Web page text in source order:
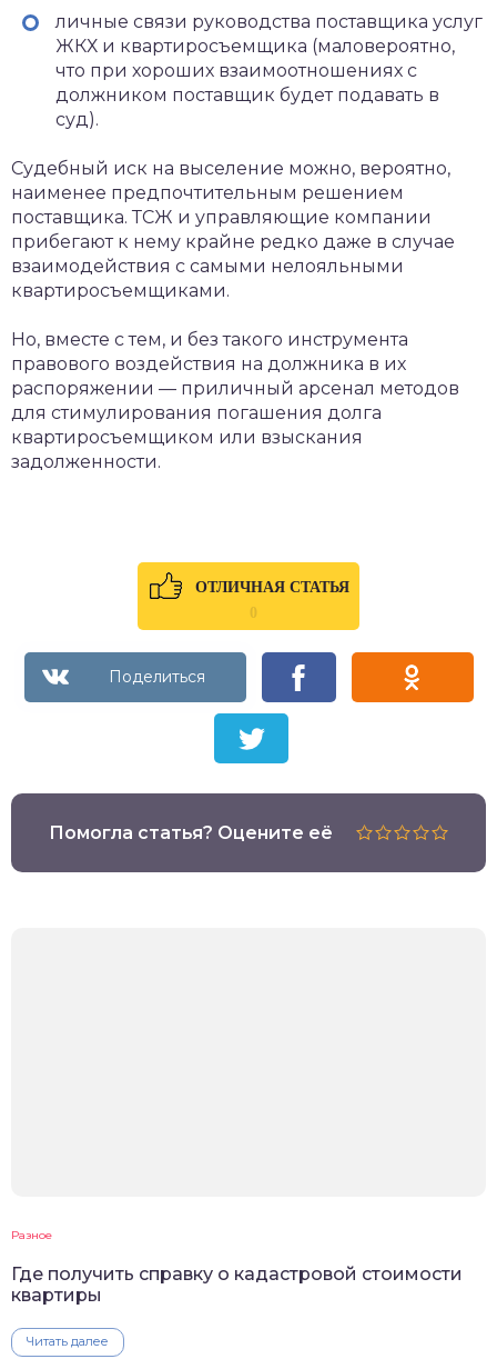
личные связи руководства поставщика услуг
ЖКХ и квартиросъемщика (маловероятно,
что при хороших взаимоотношениях с
должником поставщик будет подавать в
суд).
Судебный иск на выселение можно, вероятно,
наименее предпочтительным решением
поставщика. ТСЖ и управляющие компании
прибегают к нему крайне редко даже в случае
взаимодействия с самыми нелояльными
квартиросъемщиками.
Но, вместе с тем, и без такого инструмента
правового воздействия на должника в их
распоряжении — приличный арсенал методов
для стимулирования погашения долга
квартиросъемщиком или взыскания
задолженности.
ОТЛИЧНАЯ СТАТЬЯ
0
Помогла статья? Оцените её
Разное
Где получить справку о кадастровой стоимости
квартиры
Читать далее